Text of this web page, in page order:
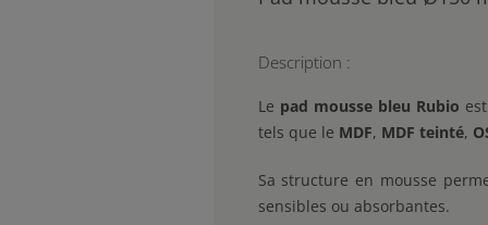
Description :
Le pad mousse bleu Rubio
tels que le MDF, MDF teinté,
Sa structure en mousse
sensibles ou absorbantes.